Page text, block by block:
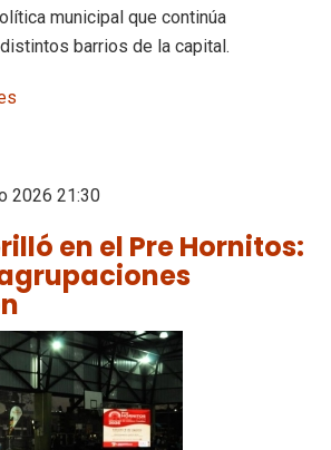
municipal que continúa
barrios de la capital.
2026 21:30
en el Pre Hornitos: